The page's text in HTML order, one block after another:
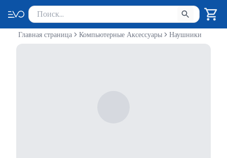
Поиск товаров
Введите минимум 2 символа для поиска. Нажмите Enter
Главная страница Компьютерные Аксессуары Наушники